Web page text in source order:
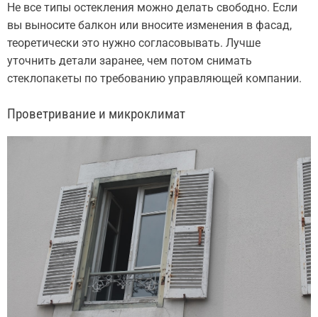
Не все типы остекления можно делать свободно. Если
вы выносите балкон или вносите изменения в фасад,
теоретически это нужно согласовывать. Лучше
уточнить детали заранее, чем потом снимать
стеклопакеты по требованию управляющей компании.
Проветривание и микроклимат